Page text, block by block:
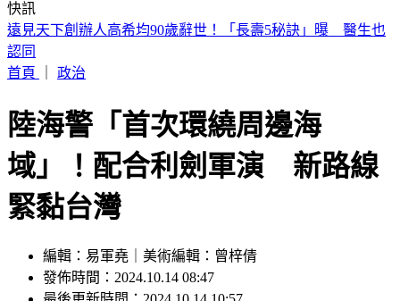
快訊
美股開盤／聯準會升息疑慮意外減緩！標普、那指「雙開高」
首頁
陸海警「首次環繞周邊海
域」！配合利劍軍演 新路線
緊黏台灣
發佈時間：2024.10.14 08:47
最後更新時間：2024.10.14 10:57